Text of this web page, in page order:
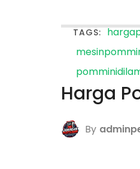
TAGS:
Harga
By